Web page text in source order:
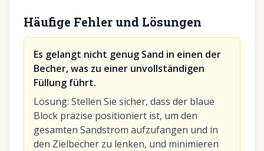
Häufige Fehler und Lösungen
Es gelangt nicht genug Sand in einen der
Becher, was zu einer unvollständigen
Füllung führt.
Lösung: Stellen Sie sicher, dass der blaue
Block präzise positioniert ist, um den
gesamten Sandstrom aufzufangen und in
den Zielbecher zu lenken, und minimieren